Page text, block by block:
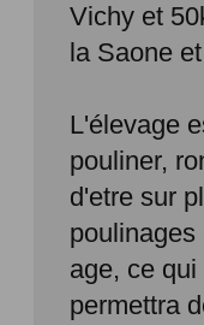
Vichy et
la Saone
L'élevage
pouliner,
d'etre sur
age, ce
permettra